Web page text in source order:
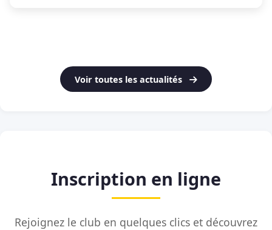
Voir toutes les actualités
Inscription en ligne
Rejoignez le club en quelques clics et découvrez